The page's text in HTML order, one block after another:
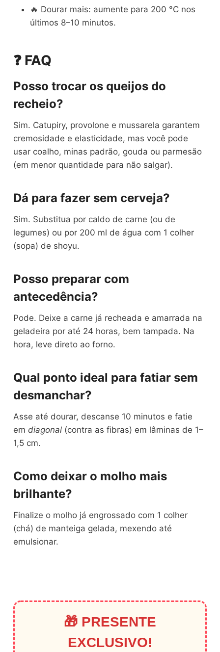
🔥 Dourar mais: aumente para 200 °C nos
últimos 8–10 minutos.
❓ FAQ
Posso trocar os queijos do
recheio?
Sim. Catupiry, provolone e mussarela garantem
cremosidade e elasticidade, mas você pode
usar coalho, minas padrão, gouda ou parmesão
(em menor quantidade para não salgar).
Dá para fazer sem cerveja?
Sim. Substitua por caldo de carne (ou de
legumes) ou por 200 ml de água com 1 colher
(sopa) de shoyu.
Posso preparar com
antecedência?
Pode. Deixe a carne já recheada e amarrada na
geladeira por até 24 horas, bem tampada. Na
hora, leve direto ao forno.
Qual ponto ideal para fatiar sem
desmanchar?
Asse até dourar, descanse 10 minutos e fatie
emdiagonal (contra as fibras) em lâminas de 1–
1,5 cm.
Como deixar o molho mais
brilhante?
Finalize o molho já engrossado com 1 colher
(chá) de manteiga gelada, mexendo até
emulsionar.
🎁 PRESENTE
EXCLUSIVO!